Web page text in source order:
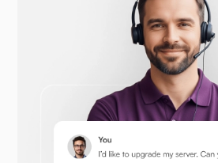
Buka Keranjang